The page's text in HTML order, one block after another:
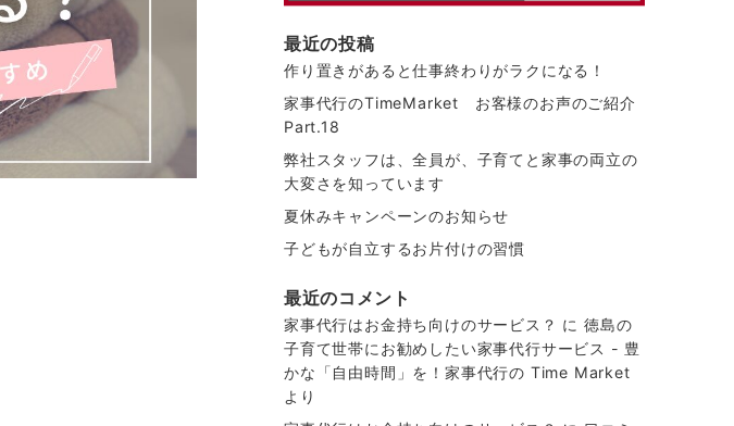
最近の投稿
作り置きがあると仕事終わりがラクになる！
家事代行のTimeMarket お客様のお声のご紹介
Part.18
弊社スタッフは、全員が、子育てと家事の両立の
大変さを知っています
夏休みキャンペーンのお知らせ
子どもが自立するお片付けの習慣
最近のコメント
家事代行はお金持ち向けのサービス？ に徳島の
子育て世帯にお勧めしたい家事代行サービス - 豊
かな「自由時間」を！家事代行の Time Market
より